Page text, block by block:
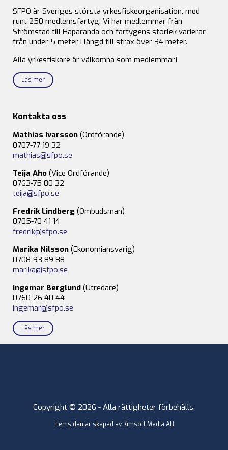
SFPO är Sveriges största yrkesfiskeorganisation, med
runt 250 medlemsfartyg. Vi har medlemmar från
Strömstad till Haparanda och fartygens storlek varierar
från under 5 meter i längd till strax över 34 meter.
Alla yrkesfiskare är välkomna som medlemmar!
Läs mer
Kontakta oss
Mathias Ivarsson (Ordförande)
0707-77 19 32
mathias@sfpo.se
Teija Aho (Vice Ordförande)
0763-75 80 32
teija@sfpo.se
Fredrik Lindberg (Ombudsman)
0705-70 41 14
fredrik@sfpo.se
Marika Nilsson (Ekonomiansvarig)
0708-93 89 88
marika@sfpo.se
Ingemar Berglund (Utredare)
0760-26 40 44
ingemar@sfpo.se
Läs mer
Copyright © 2026 - Alla rättigheter förbehålls.
Hemsidan är skapad av Kimsoft Media AB